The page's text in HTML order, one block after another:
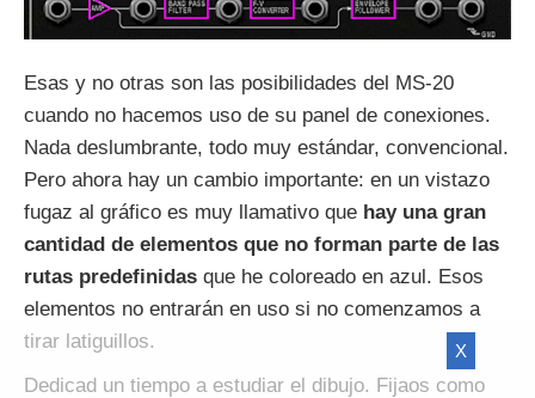
Esas y no otras son las posibilidades del MS-20
cuando no hacemos uso de su panel de conexiones.
Nada deslumbrante, todo muy estándar, convencional.
Pero ahora hay un cambio importante: en un vistazo
fugaz al gráfico es muy llamativo que hay una gran
cantidad de elementos que no forman parte de las
rutas predefinidas que he coloreado en azul. Esos
elementos no entrarán en uso si no comenzamos a
tirar latiguillos.
Dedicad un tiempo a estudiar el dibujo. Fijaos como
X